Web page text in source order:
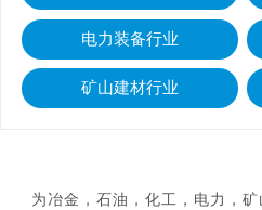
电力装备行业
矿山建材行业
为冶金，石油，化工，电力，